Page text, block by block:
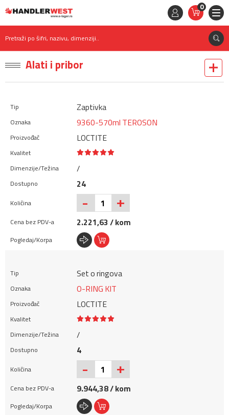
0
STAVKE
0,
RSD
Pretraži po šifri, nazivu, dimenziji..
Alati i pribor
Zaptivka
9360-570ml TEROSON
LOCTITE
/
24
- +
2.221,63 / kom
Set o ringova
O-RING KIT
LOCTITE
/
4
- +
9.944,38 / kom